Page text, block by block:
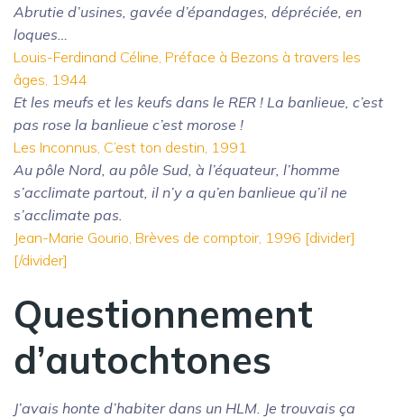
Abrutie d’usines, gavée d’épandages, dépréciée, en
loques…
Louis-Ferdinand Céline, Préface à Bezons à travers les
âges, 1944
Et les meufs et les keufs dans le RER ! La banlieue, c’est
pas rose la banlieue c’est morose !
Les Inconnus, C’est ton destin, 1991
Au pôle Nord, au pôle Sud, à l’équateur, l’homme
s’acclimate partout, il n’y a qu’en banlieue qu’il ne
s’acclimate pas.
Jean-Marie Gourio, Brèves de comptoir, 1996 [divider]
[/divider]
Questionnement
d’autochtones
J’avais honte d’habiter dans un HLM. Je trouvais ça